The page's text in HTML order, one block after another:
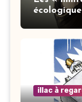
ville » :
illac à